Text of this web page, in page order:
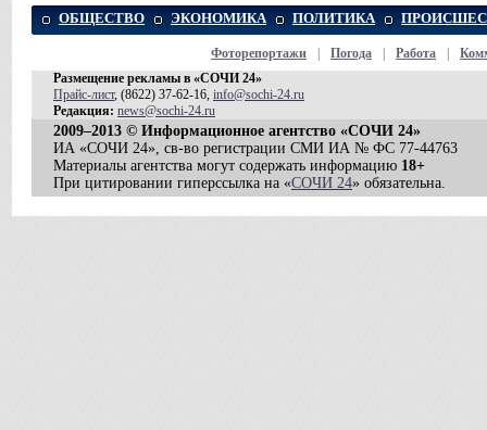
ОБЩЕСТВО ЭКОНОМИКА ПОЛИТИКА
Фоторепортажи Погода Работа
Размещение рекламы в «СОЧИ 24»
Прайс-лист, (8622) 37-62-16, info@sochi-24.ru
Редакция: news@sochi-24.ru
2009–2013 © Информационное агентство «СОЧИ 24»
ИА «СОЧИ 24», св-во регистрации СМИ ИА № ФС 77-44763
Материалы агентства могут содержать информацию 18+
При цитировании гиперссылка на «СОЧИ 24» обязательна.